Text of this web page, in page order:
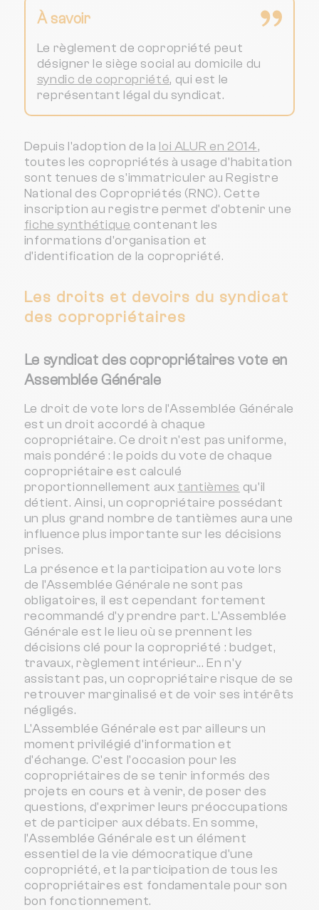
À savoir
Le règlement de copropriété peut
désigner le siège social au domicile du
syndic de copropriété, qui est le
représentant légal du syndicat.
Depuis l'adoption de la loi ALUR en 2014,
toutes les copropriétés à usage d'habitation
sont tenues de s'immatriculer au Registre
National des Copropriétés (RNC). Cette
inscription au registre permet d'obtenir une
fiche synthétique contenant les
informations d'organisation et
d'identification de la copropriété.
Les droits et devoirs du syndicat
des copropriétaires
Le syndicat des copropriétaires vote en
Assemblée Générale
Le droit de vote lors de l'Assemblée Générale
est un droit accordé à chaque
copropriétaire. Ce droit n'est pas uniforme,
mais pondéré : le poids du vote de chaque
copropriétaire est calculé
proportionnellement aux tantièmes qu'il
détient. Ainsi, un copropriétaire possédant
un plus grand nombre de tantièmes aura une
influence plus importante sur les décisions
prises.
La présence et la participation au vote lors
de l'Assemblée Générale ne sont pas
obligatoires, il est cependant fortement
recommandé d'y prendre part. L'Assemblée
Générale est le lieu où se prennent les
décisions clé pour la copropriété : budget,
travaux, règlement intérieur... En n'y
assistant pas, un copropriétaire risque de se
retrouver marginalisé et de voir ses intérêts
négligés.
L'Assemblée Générale est par ailleurs un
moment privilégié d'information et
d'échange. C'est l'occasion pour les
copropriétaires de se tenir informés des
projets en cours et à venir, de poser des
questions, d'exprimer leurs préoccupations
et de participer aux débats. En somme,
l'Assemblée Générale est un élément
essentiel de la vie démocratique d'une
copropriété, et la participation de tous les
copropriétaires est fondamentale pour son
bon fonctionnement.